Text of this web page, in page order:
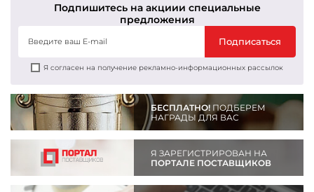
Подпишитесь на акциии специальные
предложения
Подписаться
Я согласен на получение рекламно-информационных рассылок
БЕСПЛАТНО!ПОДБЕРЕМ
НАГРАДЫ ДЛЯ ВАС
Я ЗАРЕГИСТРИРОВАН НА
ПОРТАЛЕ ПОСТАВЩИКОВ